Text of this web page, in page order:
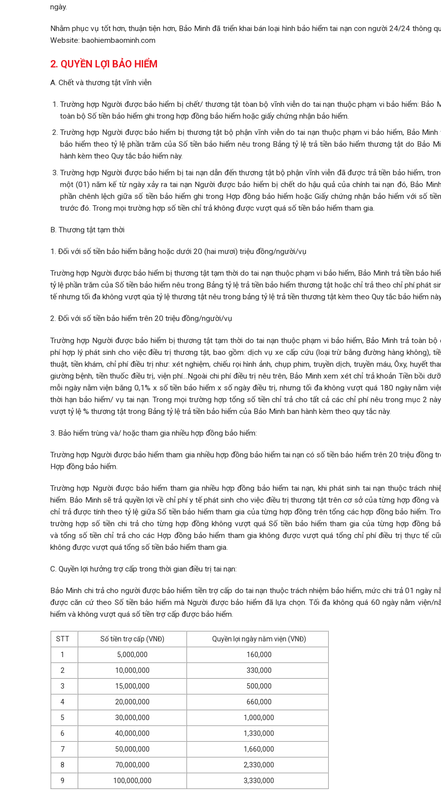
ngày.
Nhằm phục vụ tốt hơn, thuận tiện hơn, Bảo Minh đã triển khai bán loại hình bảo hiểm tai nạn con người 24/24 thông
Website: baohiembaominh.com
2. QUYỀN LỢI BẢO HIỂM
A. Chết và thương tật vĩnh viễn
Trường hợp Người được bảo hiểm bị chết/ thương tật tòan bộ vĩnh viễn do tai nạn thuộc phạm vi bảo hiểm: Bảo
toàn bộ Số tiền bảo hiểm ghi trong hợp đồng bảo hiểm hoặc giấy chứng nhận bảo hiểm.
Trường hợp Người được bảo hiểm bị thương tật bộ phận vĩnh viễn do tai nạn thuộc phạm vi bảo hiểm, Bảo Minh
bảo hiểm theo tỷ lệ phần trăm của Số tiền bảo hiểm nêu trong Bảng tỷ lệ trả tiền bảo hiểm thương tật do Bảo
hành kèm theo Quy tắc bảo hiểm này.
Trường hợp Người được bảo hiểm bị tai nạn dẫn đến thương tật bộ phận vĩnh viễn đã được trả tiền bảo hiểm,
một (01) năm kế từ ngày xảy ra tai nạn Người được bảo hiểm bị chết do hậu quả của chính tai nạn đó, Bảo
phần chênh lệch giữa số tiền bảo hiểm ghi trong Hợp đồng bảo hiểm hoặc Giấy chứng nhận bảo hiểm với số
trước đó. Trong mọi trường hợp số tiền chỉ trả không được vượt quá số tiền bảo hiểm tham gia.
B. Thương tật tạm thời
1. Đối với số tiền bảo hiểm bằng hoặc dưới 20 (hai mươi) triệu đồng/người/vụ
Trường hợp Người được bảo hiểm bị thương tật tạm thời do tai nạn thuộc phạm vi bảo hiểm, Bảo Minh trả tiền bảo
tỷ lệ phần trăm của Số tiền bảo hiểm nêu trong Bảng tỷ lệ trả tiền bảo hiểm thương tật hoặc chỉ trả theo chỉ phí phát
tế nhưng tối đa không vượt qúa tỷ lệ thương tật nêu trong bảng tỷ lệ trả tiền thương tật kèm theo Quy tắc bảo hiểm
2. Đối với số tiền bảo hiểm trên 20 triệu đồng/người/vụ
Trường hợp Người được bảo hiểm bị thương tật tạm thời do tai nạn thuộc phạm vi bảo hiểm, Bảo Minh trả toàn bộ
phí hợp lý phát sinh cho việc điều trị thương tật, bao gồm: dịch vụ xe cấp cứu (loại trừ bằng đường hàng không),
thuật, tiền khám, chỉ phí điều trị như: xét nghiệm, chiếu rọi hình ảnh, chụp phim, truyền dịch, truyền máu, Ôxy, huyết
giường bệnh, tiền thuốc điều trị, viện phí…Ngoài chi phí điều trị nêu trên, Bảo Minh xem xét chỉ trả khoản Tiền bồi
mỗi ngày nằm viện băng 0,1% x số tiền bảo hiểm x số ngày điều trị, nhưng tối đa không vượt quá 180 ngày nằm
thời hạn bảo hiểm/ vụ tai nạn. Trong mọi trường hợp tổng số tiền chỉ trả cho tất cả các chỉ phí nêu trong mục 2
vượt tỷ lệ % thương tật trong Bảng tỷ lệ trả tiền bảo hiểm của Bảo Minh ban hành kèm theo quy tắc này.
3. Bảo hiểm trùng và/ hoặc tham gia nhiều hợp đồng bảo hiểm:
Trường hợp Người được bảo hiểm tham gia nhiều hợp đồng bảo hiểm tai nạn có số tiền bảo hiểm trên 20 triệu đồng
Hợp đồng bảo hiểm.
Trường hợp Người được bảo hiểm tham gia nhiều hợp đồng bảo hiểm tai nạn, khi phát sinh tai nạn thuộc trách
hiểm. Bảo Minh sẽ trả quyền lợi về chỉ phí y tế phát sinh cho việc điều trị thương tật trên cơ sở của từng hợp đồng
chỉ trả được tính theo tỷ lệ giữa Số tiền bảo hiểm tham gia của từng hợp đồng trên tổng các hợp đồng bảo hiểm.
trường hợp số tiền chi trả cho từng hợp đồng không vượt quá Số tiền bảo hiểm tham gia của từng hợp đồng
và tổng số tiền chỉ trả cho các Hợp đồng bảo hiểm tham gia không được vượt quá tổng chỉ phí điều trị thực tế
không được vượt quá tổng số tiền bảo hiểm tham gia.
C. Quyền lợi hưởng trợ cấp trong thời gian điều trị tai nạn:
Bảo Minh chi trả cho người được bảo hiểm tiền trợ cấp do tai nạn thuộc trách nhiệm bảo hiểm, mức chi trả 01 ngày
được căn cứ theo Số tiền bảo hiểm mà Người được bảo hiểm đã lựa chọn. Tối đa không quá 60 ngày nằm viện/
hiểm và không vượt quá số tiền trợ cấp được bảo hiểm.
STT Số tiền trợ cấp (VNĐ)
Quyền lợi ngày nằm viện (VNĐ)
1
5,000,000
160,000
2
10,000,000
330,000
3
15,000,000
500,000
4
20,000,000
660,000
5
30,000,000
1,000,000
6
40,000,000
1,330,000
7
50,000,000
1,660,000
8
70,000,000
2,330,000
9
100,000,000 3,330,000